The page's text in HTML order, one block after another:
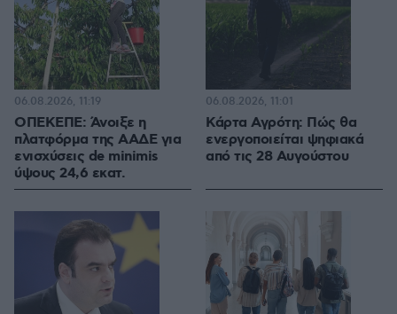
ΟΠΕΚΕΠΕ: Άνοιξε η
πλατφόρμα της ΑΑΔΕ για
ενισχύσεις de minimis
ύψους 24,6 εκατ.
06.08.2026, 11:19
Κάρτα Αγρότη: Πώς θα
ενεργοποιείται ψηφιακά
από τις 28 Αυγούστου
06.08.2026, 11:01